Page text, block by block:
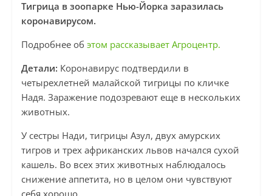
Тигрица в зоопарке Нью-Йорка заразилась
коронавирусом.
Подробнее об этом рассказывает Агроцентр.
Детали: Коронавирус подтвердили в
четырехлетней малайской тигрицы по кличке
Надя. Заражение подозревают еще в нескольких
животных.
У сестры Нади, тигрицы Азул, двух амурских
тигров и трех африканских львов начался сухой
кашель. Во всех этих животных наблюдалось
снижение аппетита, но в целом они чувствуют